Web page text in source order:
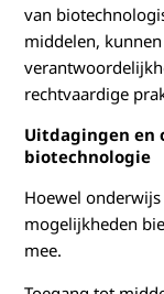
van
middelen,
rechtvaardige
Uitdagingen en
biotechnologie
Hoewel
mogelijkheden
mee.